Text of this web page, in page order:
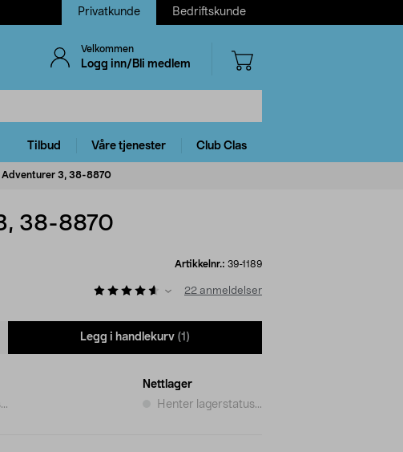
Privatkunde Bedriftskunde
Velkommen
Logg inn/Bli medlem
Tilbud Våre tjenester Club Clas
Adventurer 3, 38-8870
38-8870
Artikkelnr.: 39-1189
22 anmeldelser
Legg i handlekurv (1)
Nettlager
Henter lagerstatus...